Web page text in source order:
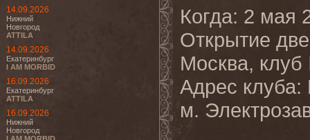
14.09.2026
Нижний
Новгород
ATTILA
14.09.2026
Екатеринбург
I AM MORBID
16.09.2026
Екатеринбург
ATTILA
16.09.2026
Нижний
Новгород
Когда: 2 мая
Открытие
Москва, клуб
Адрес клуба:
м.